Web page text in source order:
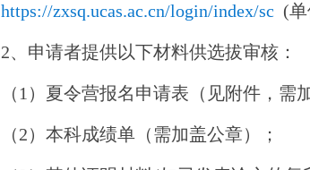
https://zxsq.ucas.ac.cn/login/index/sc (
2、申请者提供以下材料供选拔审核：
（1）夏令营报名申请表（见附件，需
（2）本科成绩单 （需加盖公章） ；